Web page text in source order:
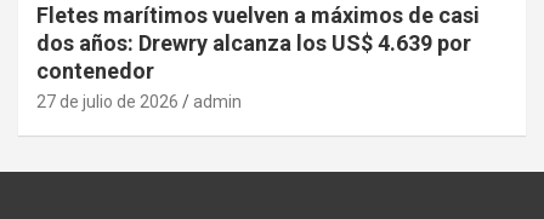
Fletes marítimos vuelven a máximos de casi
dos años: Drewry alcanza los US$ 4.639 por
contenedor
27 de julio de 2026 admin